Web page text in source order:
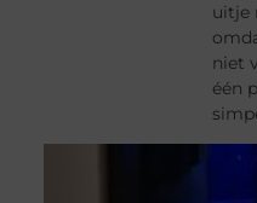
uitje
niet
één